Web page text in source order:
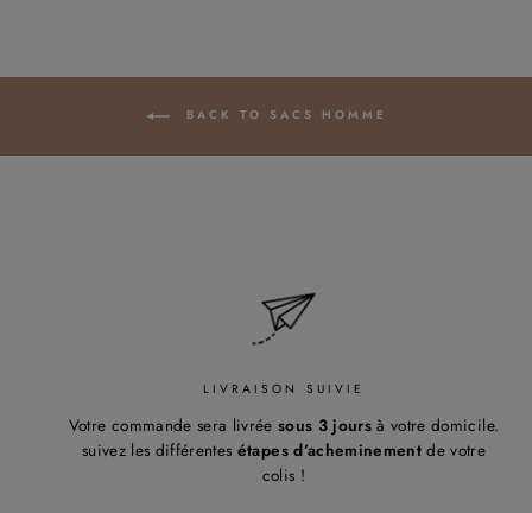
BACK TO SACS HOMME
LIVRAISON SUIVIE
Votre commande sera livrée sous 3 joursà votre domicile.
suivez les différentes étapes d’acheminementde votre
colis !